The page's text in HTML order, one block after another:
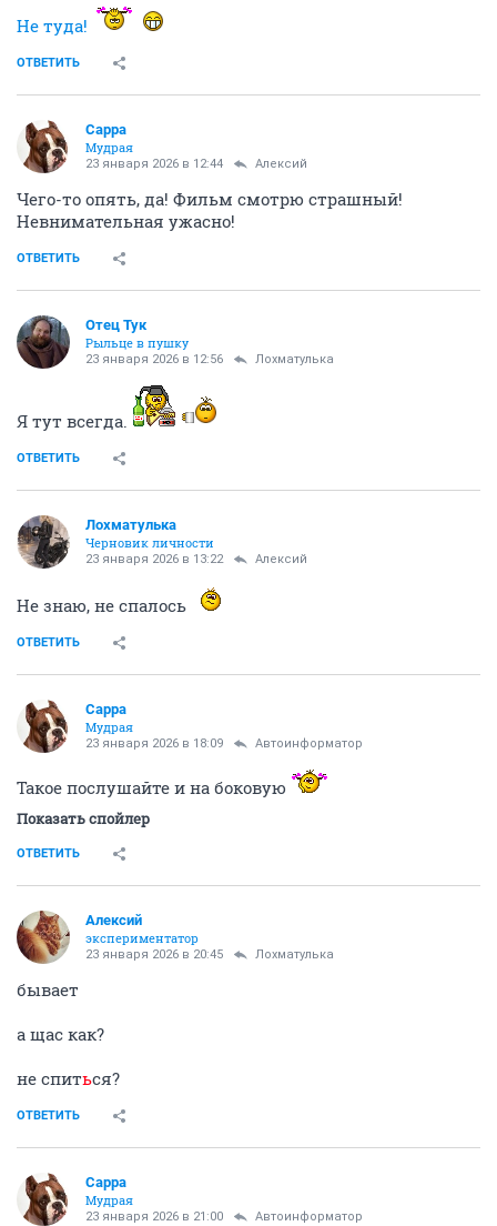
Не туда!
ОТВЕТИТЬ
Сарра
Мудрая
23 января 2026 в 12:44 Алексий
Чего-то опять, да! Фильм смотрю страшный!
Невнимательная ужасно!
ОТВЕТИТЬ
Отец Тук
Рыльце в пушку
23 января 2026 в 12:56 Лохматулька
Я тут всегда.
ОТВЕТИТЬ
Лохматулька
Черновик личности
23 января 2026 в 13:22 Алексий
Не знаю, не спалось
ОТВЕТИТЬ
Сарра
Мудрая
23 января 2026 в 18:09 Автоинформатор
Такое послушайте и на боковую
Показать спойлер
ОТВЕТИТЬ
Алексий
экспериментатор
23 января 2026 в 20:45 Лохматулька
бывает
а щас как?
не спиться?
ОТВЕТИТЬ
Сарра
Мудрая
23 января 2026 в 21:00 Автоинформатор